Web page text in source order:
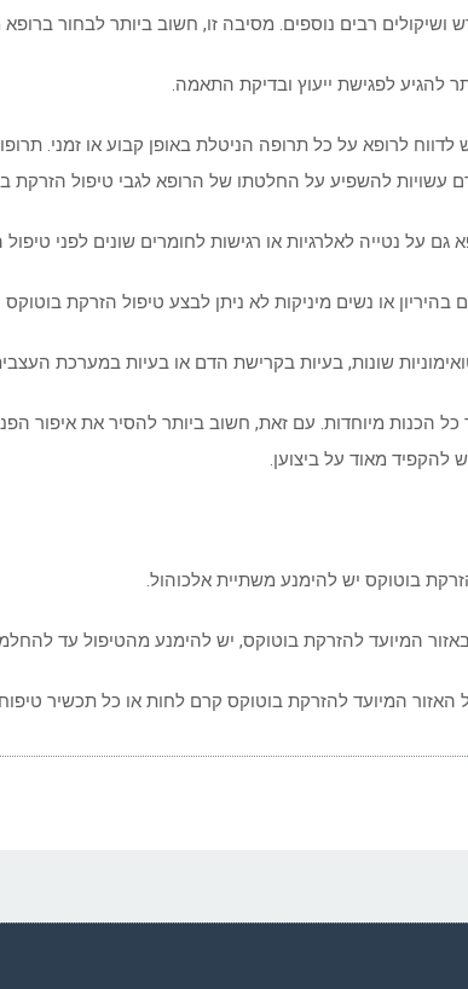
רבים נוספים. מסיבה זו, חשוב ביותר לבחור ברופא
לפגישת ייעוץ ובדיקת התאמה.
לרופא על כל תרופה הניטלת באופן קבוע או זמני.
עשויות להשפיע על החלטתו של הרופא לגבי טיפול הזרקת
גם על נטייה לאלרגיות או רגישות לחומרים שונים לפני
או נשים מיניקות לא ניתן לבצע טיפול הזרקת
שונות, בעיות בקרישת הדם או בעיות במערכת
הכנות מיוחדות. עם זאת, חשוב ביותר להסיר את איפור
להקפיד מאוד על ביצוען.
בוטוקס יש להימנע משתיית אלכוהול.
המיועד להזרקת בוטוקס, יש להימנע מהטיפול עד
המיועד להזרקת בוטוקס קרם לחות או כל תכשיר